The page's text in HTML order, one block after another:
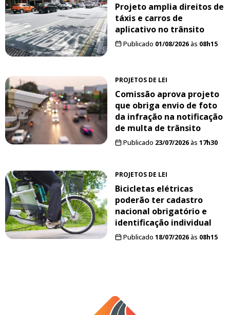
Projeto amplia direitos de
táxis e carros de
aplicativo no trânsito
Publicado 01/08/2026às 08h15
PROJETOS DE LEI
Comissão aprova projeto
que obriga envio de foto
da infração na notificação
de multa de trânsito
Publicado 23/07/2026às 17h30
PROJETOS DE LEI
Bicicletas elétricas
poderão ter cadastro
nacional obrigatório e
identificação individual
Publicado 18/07/2026às 08h15